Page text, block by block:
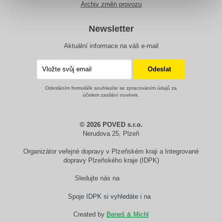
Archiv změn provozu
Newsletter
Aktuální informace na váš e-mail
Odesláním formuláře souhlasíte se zpracováním údajů za
účelem zasílání novinek.
© 2026 POVED s.r.o.
Nerudova 25, Plzeň
Organizátor veřejné dopravy v Plzeňském kraji a Integrované
dopravy Plzeňského kraje (IDPK)
Sledujte nás na
Spoje IDPK si vyhledáte i na
Created by Beneš & Michl